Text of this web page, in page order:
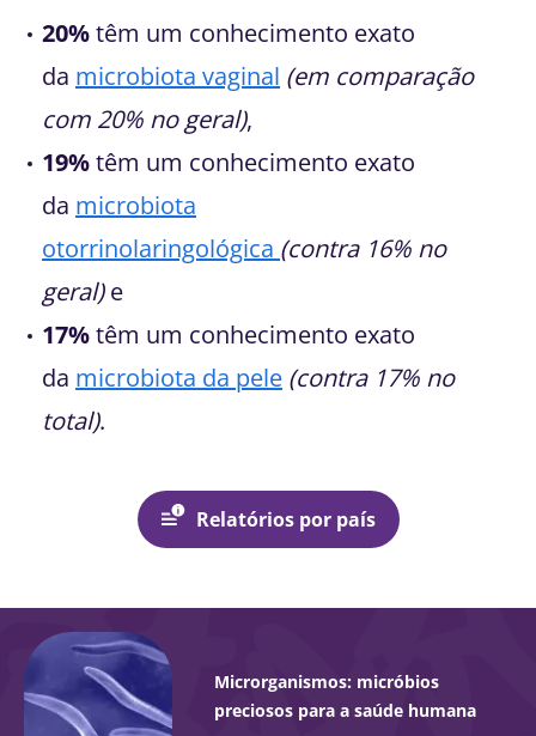
20%têm um conhecimento exato
da microbiota vaginal (em comparação
com 20% no geral),
19%têm um conhecimento exato
da microbiota
otorrinolaringológica (contra 16% no
geral)e
17%têm um conhecimento exato
da microbiota da pele (contra 17% no
total).
Relatórios por país
Microrganismos: micróbios
preciosos para a saúde humana